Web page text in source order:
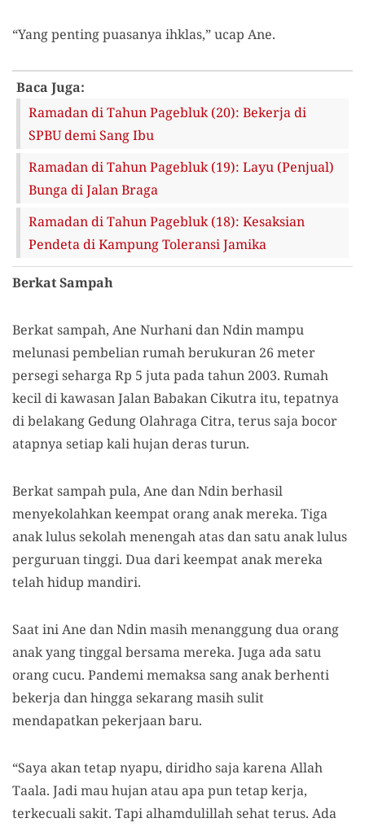
“Yang penting puasanya ihklas,” ucap Ane.
Baca Juga:
Ramadan di Tahun Pagebluk (20): Bekerja di
SPBU demi Sang Ibu
Ramadan di Tahun Pagebluk (19): Layu (Penjual)
Bunga di Jalan Braga
Ramadan di Tahun Pagebluk (18): Kesaksian
Pendeta di Kampung Toleransi Jamika
Berkat Sampah
Berkat sampah, Ane Nurhani dan Ndin mampu
melunasi pembelian rumah berukuran 26 meter
persegi seharga Rp 5 juta pada tahun 2003. Rumah
kecil di kawasan Jalan Babakan Cikutra itu, tepatnya
di belakang Gedung Olahraga Citra, terus saja bocor
atapnya setiap kali hujan deras turun.
Berkat sampah pula, Ane dan Ndin berhasil
menyekolahkan keempat orang anak mereka. Tiga
anak lulus sekolah menengah atas dan satu anak lulus
perguruan tinggi. Dua dari keempat anak mereka
telah hidup mandiri.
Saat ini Ane dan Ndin masih menanggung dua orang
anak yang tinggal bersama mereka. Juga ada satu
orang cucu. Pandemi memaksa sang anak berhenti
bekerja dan hingga sekarang masih sulit
mendapatkan pekerjaan baru.
“Saya akan tetap nyapu, diridho saja karena Allah
Taala. Jadi mau hujan atau apa pun tetap kerja,
terkecuali sakit. Tapi alhamdulillah sehat terus. Ada